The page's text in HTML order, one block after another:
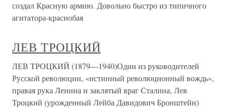
создал Красную армию. Довольно быстро из типичного
агитатора-краснобая
ЛЕВ ТРОЦКИЙ
ЛЕВ ТРОЦКИЙ (1879—1940)Один из руководителей
Русской революции, «истинный революционный вождь»,
правая рука Ленина и заклятый враг Сталина, Лев
Троцкий (урожденный Лейба Давидович Бронштейн)